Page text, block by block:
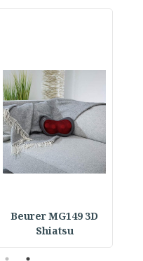
Beurer MG149 3D
Shiatsu